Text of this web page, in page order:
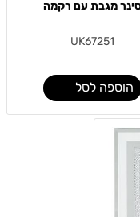
מגבת עם רקמה
UK67251
הוספה לסל